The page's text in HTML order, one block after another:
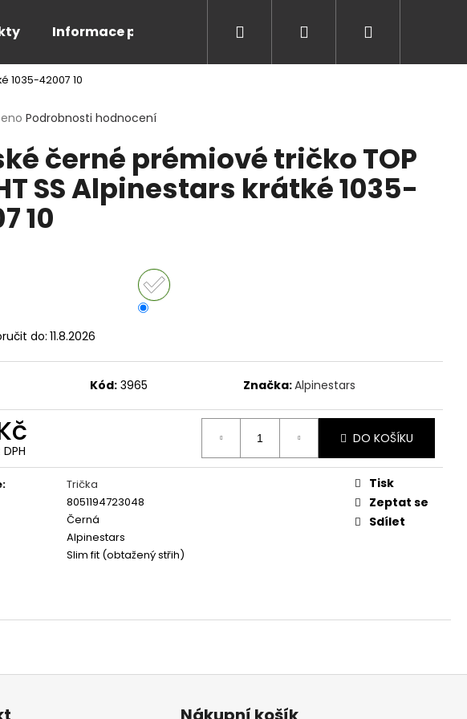
Informace pro Vás Značky Přihlášení
1035-42007 10
Podrobnosti hodnocení
černé prémiové tričko TOP
SS Alpinestars krátké 1035-
10
do: 11.8.2026
Kód: 3965 Značka:Alpinestars
DO KOŠÍKU
:
Trička
8051194723048
Černá
Alpinestars
Slim fit (obtažený střih)
Tisk
Zeptat se
Sdílet
LAUDA